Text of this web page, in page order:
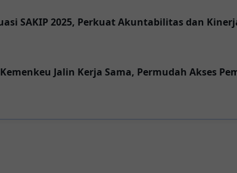
SAKIP 2025, Perkuat Akuntabilitas dan
Jalin Kerja Sama, Permudah Akses